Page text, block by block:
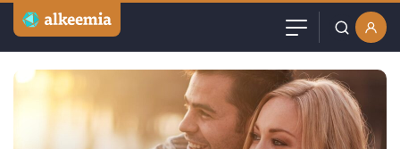
Artiklid Kasutajanimi või email